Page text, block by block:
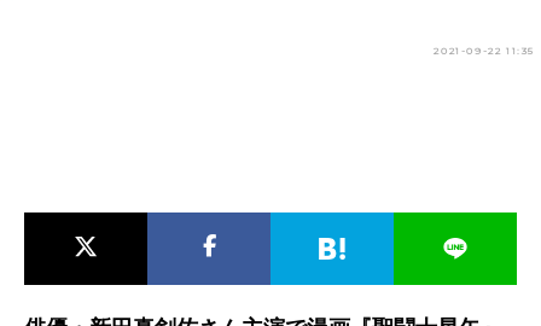
2021-09-22 11:35